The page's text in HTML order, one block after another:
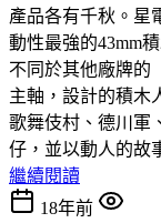
產品各有千秋。星
動性最強的43mm
不同於其他廠牌的
主軸，設計的積木
歌舞伎村、德川軍
仔，並以動人的故
繼續閱讀
18年前